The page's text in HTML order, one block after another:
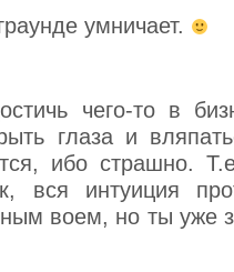
умничает.
чего-то в
глаза и
ибо страшно.
вся интуиция
воем, но ты уже